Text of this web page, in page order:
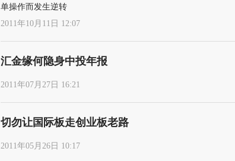
单操作而发生逆转
2011年10月11日 12:07
汇金缘何隐身中投年报
2011年07月27日 16:21
切勿让国际板走创业板老路
2011年05月26日 10:17